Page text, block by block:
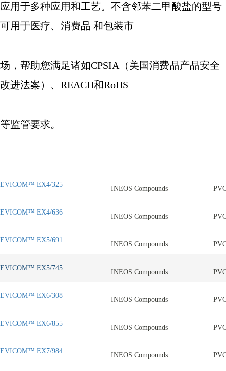
应用于多种应用和工艺。不含邻苯二甲酸盐的型号
可用于医疗、消费品 和包装市
场，帮助您满足诸如CPSIA （美国消费品产品安全
改进法案）、 REACH和RoHS
等监管要求。
EVICOM™ EX4/325
INEOS Compounds
EVICOM™ EX4/636
INEOS Compounds
EVICOM™ EX5/691
INEOS Compounds
EVICOM™ EX5/745
INEOS Compounds
EVICOM™ EX6/308
INEOS Compounds
EVICOM™ EX6/855
INEOS Compounds
EVICOM™ EX7/984
INEOS Compounds